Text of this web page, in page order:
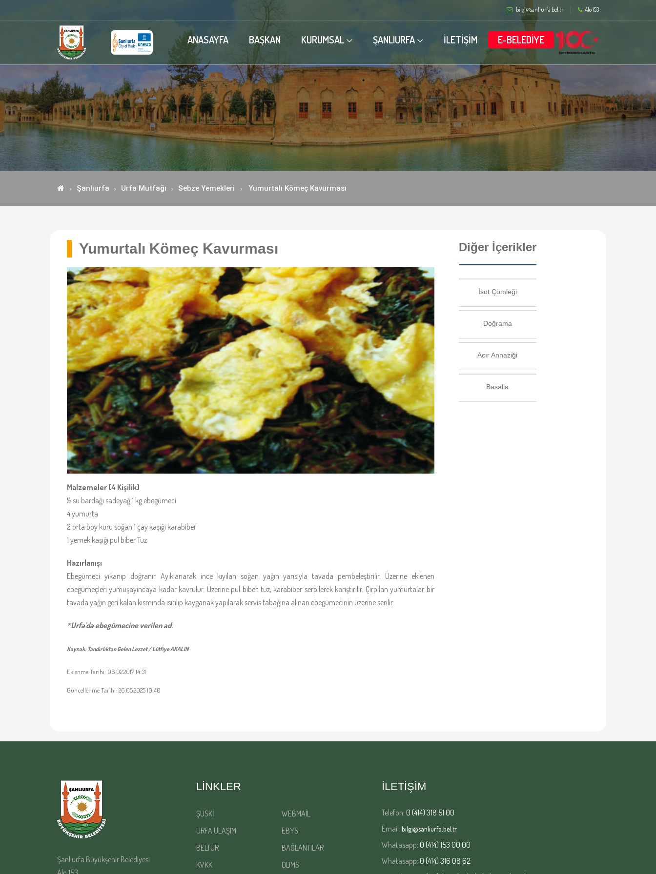
bilgi@sanliurfa.bel.tr Alo 153
ANASAYFA BAŞKAN KURUMSAL ŞANLIURFA İLETİŞİM E-BELEDİYE
Şanlıurfa Urfa Mutfağı Sebze Yemekleri Yumurtalı Kömeç Kavurması
Yumurtalı Kömeç Kavurması
Malzemeler (4 Kişilik)
½ su bardağı sadeyağ 1 kg ebegümeci
4 yumurta
2 orta boy kuru soğan 1 çay kaşığı karabiber
1 yemek kaşığı pul biber Tuz
Hazırlanışı
Ebegümeci yıkanıp doğranır. Ayıklanarak ince kıyılan soğan yağın yarısıyla tavada pembeleştirilir. Üzerine eklenen
ebegümeçleri yumuşayıncaya kadar kavrulur. Üzerine pul biber, tuz, karabiber serpilerek karıştırılır. Çırpılan yumurtalar bir
tavada yağın geri kalan kısmında ısıtılıp kayganak yapılarak servis tabağına alınan ebegümecinin üzerine serilir.
*Urfa'da ebegümecine verilen ad.
Kaynak: Tandırlıktan Gelen Lezzet / Lütfiye AKALIN
Eklenme Tarihi: 06.02.2017 14:31
Güncellenme Tarihi: 26.05.2025 10:40
Diğer İçerikler
İsot Çömleği
Doğrama
Acır Annaziği
Basalla
Şanlıurfa Büyükşehir Belediyesi
LINKLER
ŞUSKİ
WEBMAİL
URFA ULAŞIM
EBYS
BELTUR
BAĞLANTILAR
KVKK
QDMS
İLETİŞİM
Telefon: 0 (414) 318 51 00
Email: bilgi@sanliurfa.bel.tr
Whatasapp: 0 (414) 153 00 00
Whatasapp: 0 (414) 316 08 62